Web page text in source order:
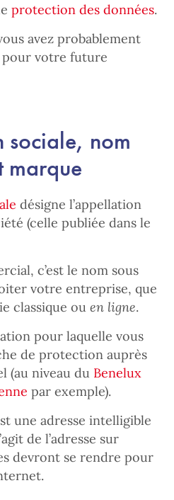
protection des données.
avez probablement
votre future
sociale, nom
marque
désigne l’appellation
(celle publiée dans le
c’est le nom sous
votre entreprise, que
classique ou en ligne.
pour laquelle vous
de protection auprès
(au niveau du Benelux
par exemple).
une adresse intelligible
de l’adresse sur
devront se rendre pour